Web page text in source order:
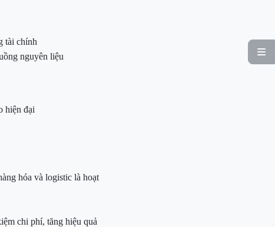

tài chính
nguyên liệu
hiện đại
hóa và logistic là hoạt
chi phí, tăng hiệu quả